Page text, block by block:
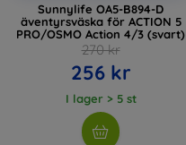
Sunnylife OA5-B894-D
äventyrsväska för ACTION 5
PRO/OSMO Action 4/3 (svart)
270 kr
256 kr
I lager > 5 st